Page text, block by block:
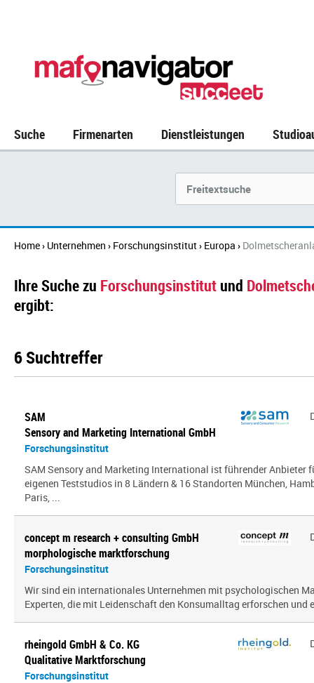
Suche Firmenarten Dienstleistungen
Home› Unternehmen › Forschungsinstitut› Europa ›
Ihre Suche zu Forschungsinstitutund
ergibt:
6 Suchtreffer
SAM
Sensory and Marketing International GmbH
Forschungsinstitut
SAM Sensory and Marketing International ist führender Anbieter
eigenen Teststudios in 8 Ländern & 16 Standorten München,
Paris, ...
concept m research + consulting GmbH
morphologische marktforschung
Forschungsinstitut
Wir sind ein inter­na­tio­nales Unternehmen mit psy­cho­lo­gi­schen
Experten, die mit Leidenschaft den Konsumalltag erfor­schen und
rheingold GmbH & Co. KG
Qualitative Marktforschung
Forschungsinstitut